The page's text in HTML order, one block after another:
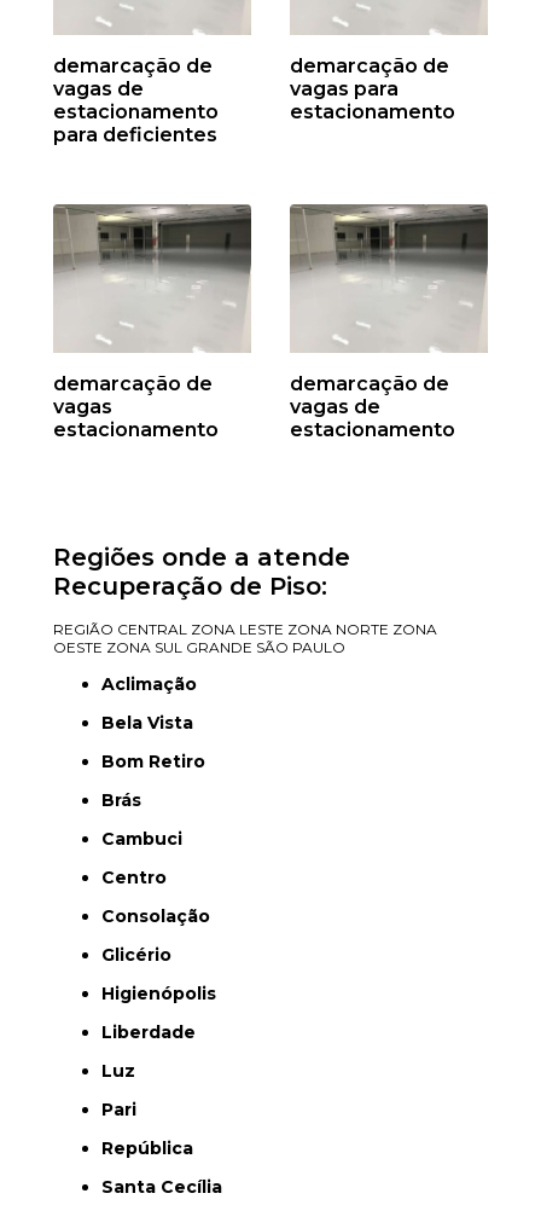
demarcação de
vagas de
estacionamento
para deficientes
demarcação de
vagas para
estacionamento
demarcação de
vagas
estacionamento
demarcação de
vagas de
estacionamento
Regiões onde a atende
Recuperação de Piso:
REGIÃO CENTRAL ZONA LESTE ZONA NORTE ZONA
OESTE ZONA SUL GRANDE SÃO PAULO
Aclimação
Bela Vista
Bom Retiro
Brás
Cambuci
Centro
Consolação
Glicério
Higienópolis
Liberdade
Luz
Pari
República
Santa Cecília